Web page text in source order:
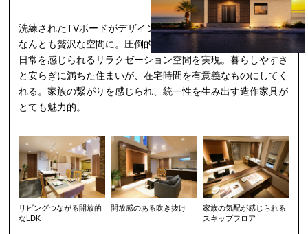
洗練されたTVボードがデザインと機能性を兼ね備えていて、
なんとも贅沢な空間に。圧倒的な開放感と美しい光に包まれ非
日常を感じられるリラクゼーション空間を実現。暮らしやすさ
と安らぎに満ちた住まいが、在宅時間を有意義なものにしてく
れる。家族の繋がりを感じられ、統一性を生み出す造作家具が
とても魅力的。
リビングつながる開放的
なLDK
開放感のある吹き抜け
家族の気配が感じられる
スキップフロア